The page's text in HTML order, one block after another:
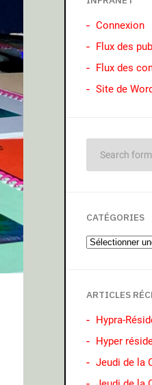
Connexion
Flux des
Flux des
Site de
CATÉGORIES
ARTICLES
Hypra-
Hyper
Jeudi de la